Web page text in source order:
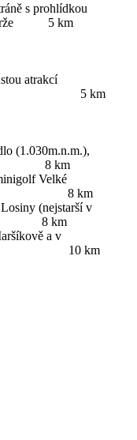
s prohlídkou
5 km
atrakcí
km
(1.030m.n.m.),
8 km
Velké
km
(nejstarší v
8 km
a v
km